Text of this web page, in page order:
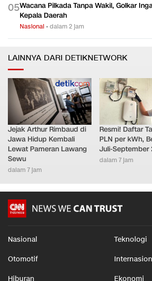
05Wacana Pilkada Tanpa Wakil, Golkar
Kepala Daerah
Nasional •dalam 2 jam
LAINNYA DARI DETIKNETWORK
Jejak Arthur Rimbaud di
Jawa Hidup Kembali
Lewat Pameran Lawang
Sewu
dalam 7 jam
Resmi! Daftar
PLN per kWh,
Juli-September
dalam 7 jam
Nasional Teknologi
Otomotif
Hiburan Ekonomi